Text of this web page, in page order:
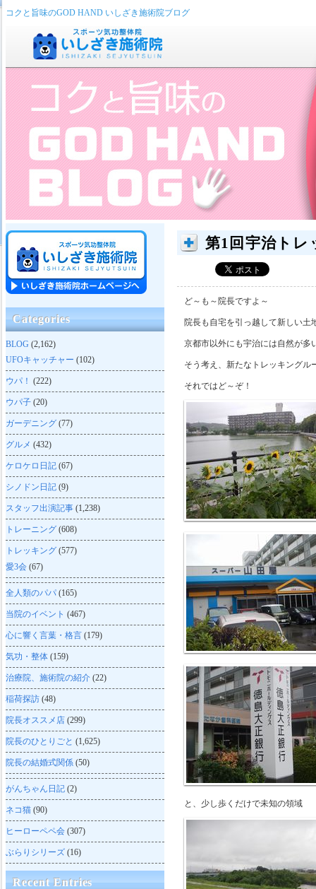
コクと旨味のGOD HAND いしざき施術院ブログ
第1回宇治トレ
ど～も～院長ですよ～
院長も自宅を引っ越して新しい土
京都市以外にも宇治には自然が多
そう考え、新たなトレッキング
それではど～ぞ！
と、少し歩くだけで未知の領域
Categories
BLOG (2,162)
UFOキャッチャー (102)
ウパ！ (222)
ウパ子 (20)
ガーデニング (77)
グルメ (432)
ケロケロ日記 (67)
シノドン日記 (9)
スタッフ出演記事 (1,238)
トレーニング (608)
トレッキング (577)
愛3会 (67)
全人類のパパ (165)
当院のイベント (467)
心に響く言葉・格言 (179)
気功・整体 (159)
治療院、施術院の紹介 (22)
稲荷探訪 (48)
院長オススメ店 (299)
院長のひとりごと (1,625)
院長の結婚式関係 (50)
がんちゃん日記 (2)
ネコ猫 (90)
ヒーローペペ会 (307)
ぶらりシリーズ (16)
Recent Entries